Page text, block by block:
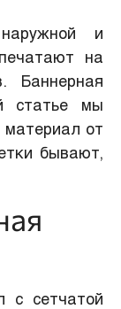
и
на
Баннерная
статье мы
материал от
бывают,
с сетчатой